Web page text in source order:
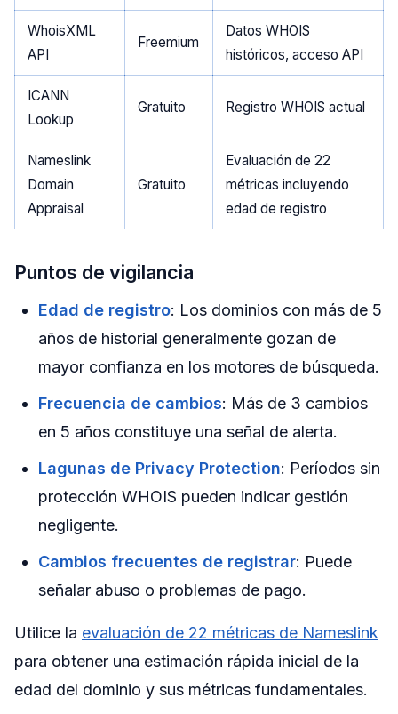
WhoisXML
API
Freemium
Datos WHOIS
históricos, acceso API
ICANN
Lookup
Gratuito Registro WHOIS actual
Nameslink
Domain
Appraisal
Gratuito
Evaluación de 22
métricas incluyendo
edad de registro
Puntos de vigilancia
Edad de registro: Los dominios con más de 5
años de historial generalmente gozan de
mayor confianza en los motores de búsqueda.
Frecuencia de cambios: Más de 3 cambios
en 5 años constituye una señal de alerta.
Lagunas de Privacy Protection: Períodos sin
protección WHOIS pueden indicar gestión
negligente.
Cambios frecuentes de registrar: Puede
señalar abuso o problemas de pago.
Utilice la evaluación de 22 métricas de Nameslink
para obtener una estimación rápida inicial de la
edad del dominio y sus métricas fundamentales.